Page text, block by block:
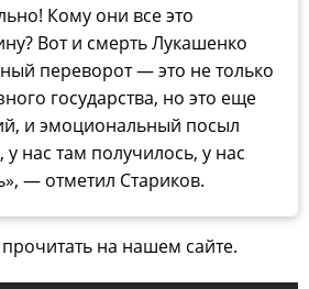
Кому они все это
Вот и смерть Лукашенко
переворот — это не только
государства, но это еще
и эмоциональный посыл
у нас там получилось, у нас
— отметил Стариков.
на нашем сайте.